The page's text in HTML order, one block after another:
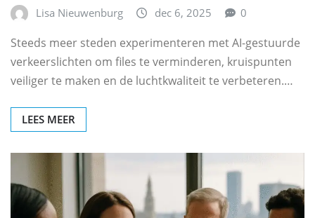
Lisa Nieuwenburg dec 6, 2025 0
Steeds meer steden experimenteren met AI-gestuurde
verkeerslichten om files te verminderen, kruispunten
veiliger te maken en de luchtkwaliteit te verbeteren.…
LEES MEER